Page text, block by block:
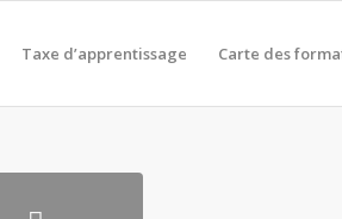
Taxe d’apprentissage Carte des